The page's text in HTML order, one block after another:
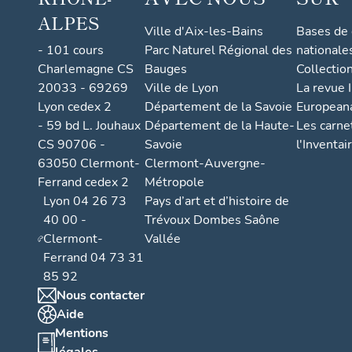
ALPES
- 101 cours
Charlemagne CS
20033 - 69269
Lyon cedex 2
- 59 bd L. Jouhaux
CS 90706 -
63050 Clermont-
Ferrand cedex 2
Lyon 04 26 73
40 00 -
Clermont-
Ferrand 04 73 31
85 92
Nous contacter
Aide
Mentions
Ville d'Aix-les-Bains
Parc Naturel Régional des
Bauges
Ville de Lyon
Département de la Savoie
Département de la Haute-
Savoie
Clermont-Auvergne-
Métropole
Pays d’art et d’histoire de
Trévoux Dombes Saône
Vallée
Bases
La revue
Les